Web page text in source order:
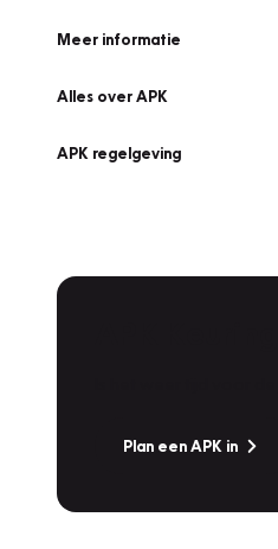
Meer informatie
Alles over APK
APK regelgeving
Plan een APK in